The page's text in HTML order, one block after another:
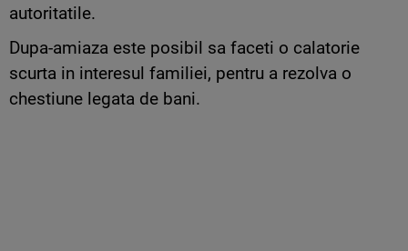
autoritatile.
Dupa-amiaza este posibil sa faceti o calatorie
scurta in interesul familiei, pentru a rezolva o
chestiune legata de bani.